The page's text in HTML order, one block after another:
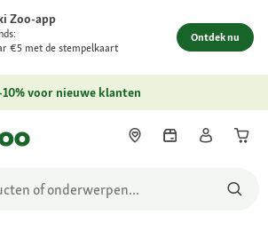
Zoo-app
€5 met de stempelkaart
Ontdek nu
voor nieuwe klanten